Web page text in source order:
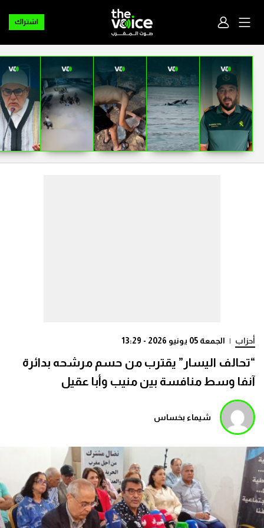
اشتراك
أحزاب | الجمعة 05 يونيو 2026 - 13:29
“تحالف اليسار” يقترب من حسم مرشحه بدائرة
آنفا وسط منافسة بين منيب وأبا عقيل
شيماء بخساس